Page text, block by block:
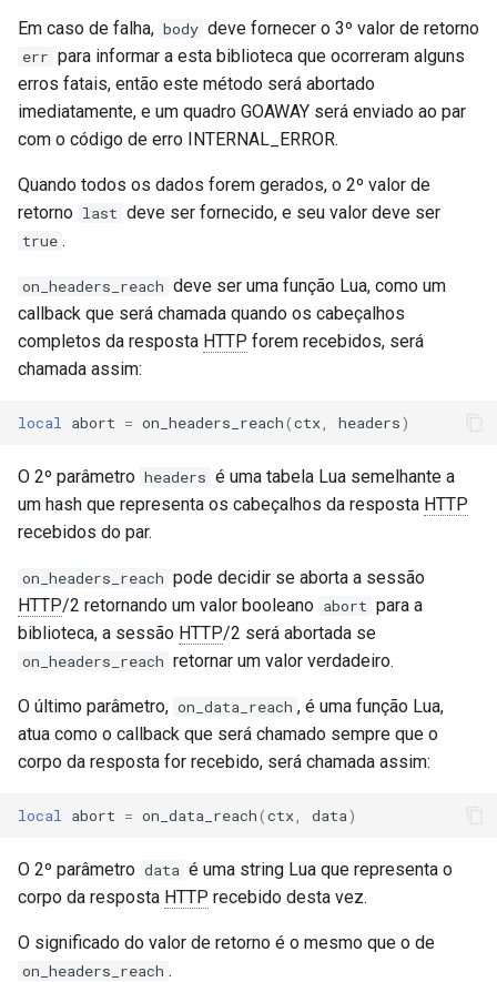
set-misc
shibboleth
slowfs
small-light
sorted-args
spnego-http-auth
srcache
sticky
stream-lua
stream-sts
sts
sysguard
teslagov-jwt
Em caso de falha, body deve fornecer o 3º valor de retorno
err para informar a esta biblioteca que ocorreram alguns
erros fatais, então este método será abortado
imediatamente, e um quadro GOAWAY será enviado ao par
com o código de erro INTERNAL_ERROR.
Quando todos os dados forem gerados, o 2º valor de
retorno last deve ser fornecido, e seu valor deve ser
true .
on_headers_reach deve ser uma função Lua, como um
callback que será chamada quando os cabeçalhos
completos da resposta HTTP forem recebidos, será
chamada assim:
local abort = on_headers_reach(ctx headers)
O 2º parâmetro headers é uma tabela Lua semelhante a
um hash que representa os cabeçalhos da resposta HTTP
recebidos do par.
on_headers_reach pode decidir se aborta a sessão
HTTP/2 retornando um valor booleano abort para a
biblioteca, a sessão HTTP/2 será abortada se
on_headers_reach retornar um valor verdadeiro.
O último parâmetro, on_data_reach , é uma função Lua,
atua como o callback que será chamado sempre que o
corpo da resposta for recebido, será chamada assim:
local abort = on_data_reach(ctx data)
O 2º parâmetro data é uma string Lua que representa o
corpo da resposta HTTP recebido desta vez.
O significado do valor de retorno é o mesmo que o de
on_headers_reach .